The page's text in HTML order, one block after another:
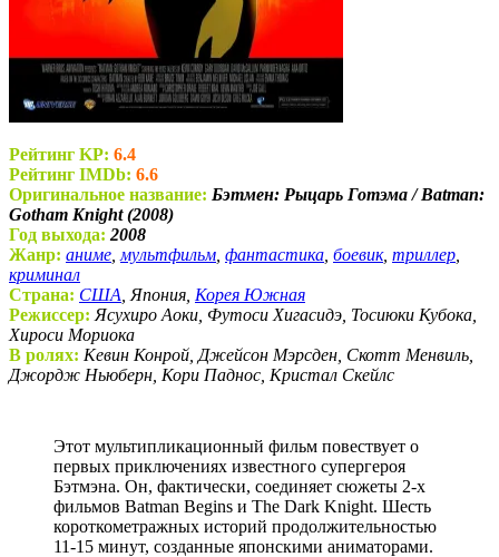
Рейтинг KP: 6.4
Рейтинг IMDb: 6.6
Оригинальное название: Бэтмен: Рыцарь Готэма / Batman:
Gotham Knight (2008)
Год выхода: 2008
Жанр: аниме мультфильм фантастика боевик, триллер
криминал
Страна: США , Япония, Корея Южная
Режиссер: Ясухиро Аоки, Футоси Хигасидэ, Тосиюки Кубока,
Хироси Мориока
В ролях: Кевин Конрой, Джейсон Мэрсден, Скотт Менвиль,
Джордж Ньюберн, Кори Паднос, Кристал Скейлс
Этот мультипликационный фильм повествует о
первых приключениях известного супергероя
Бэтмэна. Он, фактически, соединяет сюжеты 2-х
фильмов Batman Begins и The Dark Knight. Шесть
короткометражных историй продолжительностью
11-15 минут, созданные японскими аниматорами.